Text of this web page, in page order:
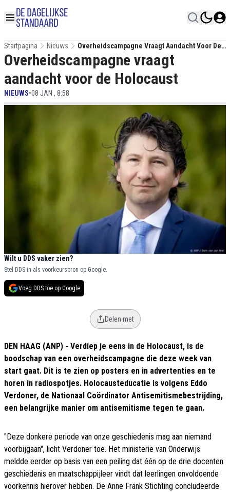
Startpagina Nieuws
Overheidscampagne Vraagt Aandacht Voor De
Holocaust
Overheidscampagne vraagt
aandacht voor de Holocaust
NIEUWS•08 JAN , 8:58
Wilt u DDS vaker zien?
Stel DDS in als voorkeursbron op Google.
Voeg DDS toe op Google
Delen met
DEN HAAG (ANP) - Verdiep je eens in de Holocaust, is de
boodschap van een overheidscampagne die deze week van
start gaat. Dit is te zien op posters en in advertenties en te
horen in radiospotjes. Holocausteducatie is volgens Eddo
Verdoner, de Nationaal Coördinator Antisemitismebestrijding,
een belangrijke manier om antisemitisme tegen te gaan.
"Deze donkere periode van onze geschiedenis mag aan niemand
voorbijgaan", licht Verdoner toe. Het ministerie van Onderwijs
meldde eerder op basis van een peiling dat één op de drie docenten
geschiedenis en maatschappijleer vindt dat leerlingen onvoldoende
voorkennis hierover hebben. De Anne Frank Stichting concludeerde